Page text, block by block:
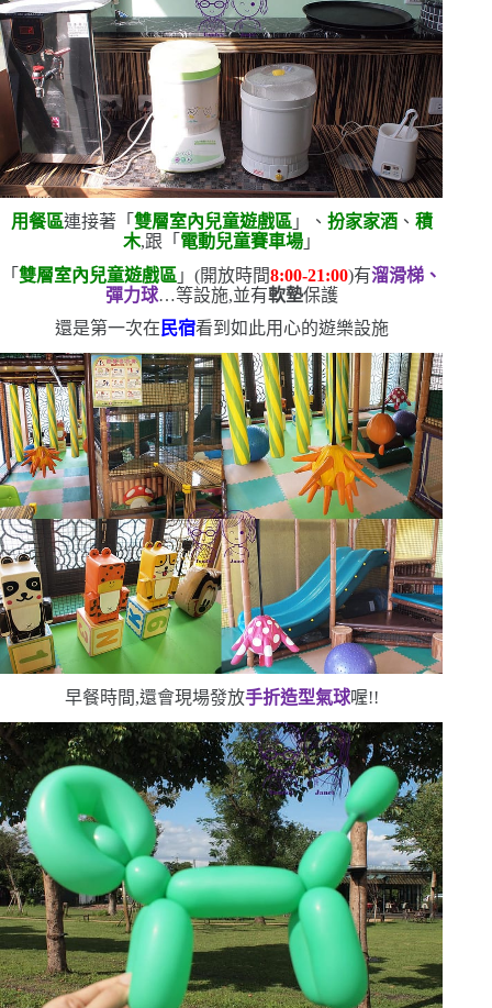
用餐區連接著「 雙層室內兒童遊戲區 」、 扮家家酒、 積
木,跟「 電動兒童賽車場」
「雙層室內兒童遊戲區 」(開放時間8:00-21:00)有溜滑梯、
彈力球…等設施,並有軟墊保護
還是第一次在 民宿看到如此用心的遊樂設施
早餐時間,還會現場發放手折造型氣球喔!!